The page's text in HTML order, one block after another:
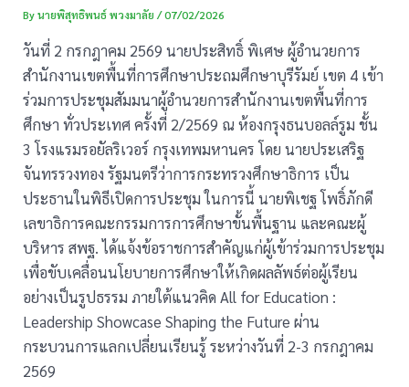
Byนายพิสุทธิพนธ์ พวงมาลัย/07/02/2026
วันที่ 2 กรกฎาคม 2569 นายประสิทธิ์ พิเศษ ผู้อำนวยการ
สำนักงานเขตพื้นที่การศึกษาประถมศึกษาบุรีรัมย์ เขต 4 เข้า
ร่วมการประชุมสัมมนาผู้อำนวยการสำนักงานเขตพื้นที่การ
ศึกษา ทั่วประเทศ ครั้งที่ 2/2569 ณ ห้องกรุงธนบอลล์รูม ชั้น
3 โรงแรมรอยัลริเวอร์ กรุงเทพมหานคร โดย นายประเสริฐ
จันทรรวงทอง รัฐมนตรีว่าการกระทรวงศึกษาธิการ เป็น
ประธานในพิธีเปิดการประชุม ในการนี้ นายพิเชฐ โพธิ์ภักดี
เลขาธิการคณะกรรมการการศึกษาขั้นพื้นฐาน และคณะผู้
บริหาร สพฐ. ได้แจ้งข้อราชการสำคัญแก่ผู้เข้าร่วมการประชุม
เพื่อขับเคลื่อนนโยบายการศึกษาให้เกิดผลลัพธ์ต่อผู้เรียน
อย่างเป็นรูปธรรม ภายใต้แนวคิด All for Education :
Leadership Showcase Shaping the Future ผ่าน
กระบวนการแลกเปลี่ยนเรียนรู้ ระหว่างวันที่ 2-3 กรกฎาคม
2569